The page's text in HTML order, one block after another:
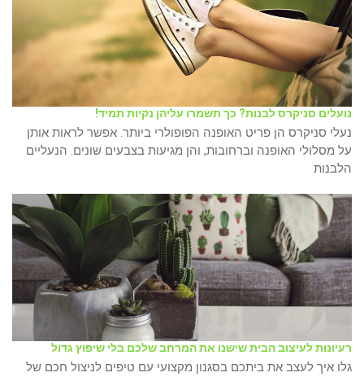
נועלים סניקרס לבנות? כך תשמרו עליהן נקיות תמיד!
נעלי סניקרס הן פריט האופנה הפופולרי ביותר. אפשר לראות אותן
על מסלולי האופנה וברחובות, והן מגיעות בצבעים שונים. הנעליים
הלבנות
רעיונות לעיצוב הבית שישנו את המרחב שלכם בלי שיפוץ גדול
גלו איך לעצב את ביתכם בסגנון מקצועי עם טיפים לניצול חכם של